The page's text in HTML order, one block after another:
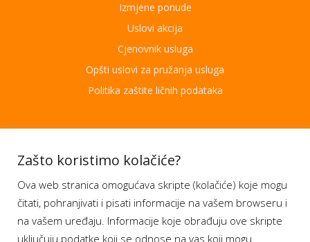
Izmjene ponude
Uslovi akcija
Cjenovnik usluga
Opšti uslovi za pružanja usluga
Politika zaštite ličnih podataka
Aplikacije
Moj BH Telecom
Dostupnost usluga
Moja webTV
Zašto koristimo kolačiće?
Ova web stranica omogućava skripte (kolačiće) koje mogu
čitati, pohranjivati i pisati informacije na vašem browseru i
na vašem uređaju. Informacije koje obrađuju ove skripte
uključuju podatke koji se odnose na vas koji mogu